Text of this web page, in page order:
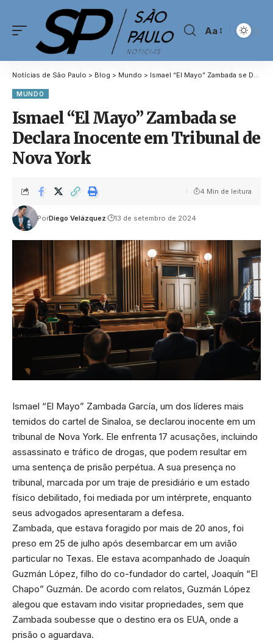
Aa
Notícias de São Paulo > Blog > Mundo > Ismael “El Mayo” Zambada se Declara Inocente em Tribunal de Nova York
MUNDO
Ismael “El Mayo” Zambada se
Declara Inocente em Tribunal de
Nova York
PorDiego Velázquez 13 de setembro de 2024
4 Min de leitura
Ismael “El Mayo” Zambada García, um dos líderes mais
temidos do cartel de Sinaloa, se declarou inocente em um
tribunal de Nova York. Ele enfrenta 17 acusações, incluindo
assassinato e tráfico de drogas, que podem resultar em
uma sentença de prisão perpétua. A sua presença no
tribunal, marcada por um traje de presidiário e um estado
físico debilitado, foi mediada por um intérprete, enquanto
seus advogados apresentaram a defesa.
Zambada, que estava foragido por mais de 20 anos, foi
preso em 25 de julho após desembarcar em um avião
particular no Texas. Ele estava acompanhado de Joaquín
Guzmán López, filho do co-fundador do cartel, Joaquín “El
Chapo” Guzmán. De acordo com relatos, Guzmán López
alegou que estavam indo visitar propriedades, sem que
Zambada soubesse que o destino era os EUA, onde a
prisão o aguardava.